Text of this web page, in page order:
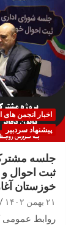
اخبار انجمن های
پیشنهاد سردبیر
جلسه
ثبت احوال
خوزستان
۲۱ بهمن ۱۴۰۲
روابط عمومی